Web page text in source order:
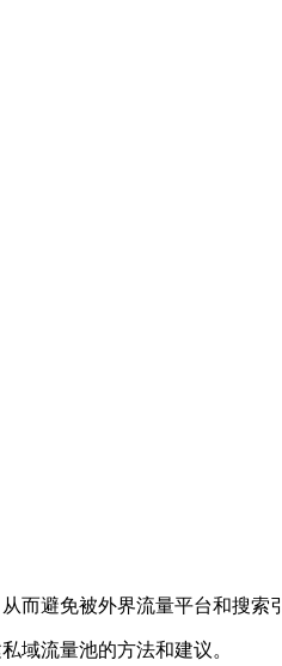
避免被外界流量平台和搜索
域流量池的方法和建议。